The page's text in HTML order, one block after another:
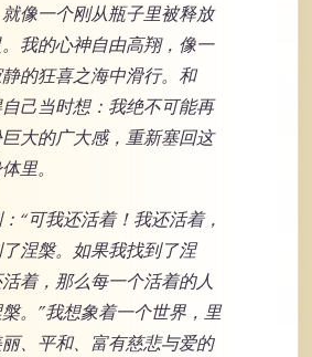
像一个刚从瓶子里被释放
我的心神自由高翔，像一
的狂喜之海中滑行。和
己当时想：我绝不可能再
大的广大感，重新塞回这
里。
“可我还活着！我还活着，
涅槃。如果我找到了涅
着，那么每一个活着的人
。”我想象着一个世界，里
、平和、富有慈悲与爱的